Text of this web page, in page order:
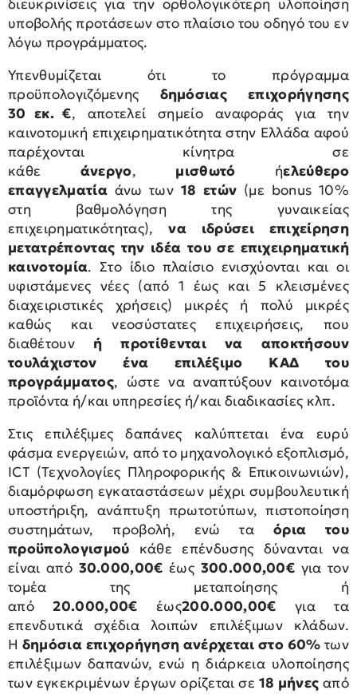
διευκρινίσεις για την ορθολογικότερη υλοποίηση
υποβολής προτάσεων στο πλαίσιο του οδηγό του εν
λόγω προγράμματος.
Υπενθυμίζεται ότι το πρόγραμμα
προϋπολογιζόμενης δημόσιας επιχορήγησης
30 εκ._€, αποτελεί σημείο αναφοράς για την
καινοτομική επιχειρηματικότητα στην Ελλάδα αφού
παρέχονται κίνητρα σε
κάθε άνεργο, μισθωτό ήελεύθερο
επαγγελματίαάνω των 18 ετών (με bonus 10%
στη βαθμολόγηση της γυναικείας
επιχειρηματικότητας),να ιδρύσει επιχείρηση
μετατρέποντας την ιδέα του σε επιχειρηματική
καινοτομία. Στο ίδιο πλαίσιο ενισχύονται και οι
υφιστάμενες νέες (από 1 έως και 5 κλεισμένες
διαχειριστικές χρήσεις) μικρές ή πολύ μικρές
καθώς και νεοσύστατες επιχειρήσεις, που
διαθέτουν ή προτίθενται να αποκτήσουν
τουλάχιστον ένα επιλέξιμο ΚΑΔ του
προγράμματος, ώστε να αναπτύξουν καινοτόμα
προϊόντα ή/και υπηρεσίες ή/και διαδικασίες κλπ.
Στις επιλέξιμες δαπάνες καλύπτεται ένα ευρύ
φάσμα ενεργειών, από το μηχανολογικό εξοπλισμό,
ICT (Τεχνολογίες Πληροφορικής & Επικοινωνιών),
διαμόρφωση εγκαταστάσεων μέχρι συμβουλευτική
υποστήριξη, ανάπτυξη πρωτοτύπων, πιστοποίηση
συστημάτων, προβολή, ενώ τα όρια του
προϋπολογισμού κάθε επένδυσης δύνανται να
είναι από 30.000,00€ έως 300.000,00€ για τον
τομέα της μεταποίησης ή
από20.000,00€ έως200.000,00€ για τα
επενδυτικά σχέδια λοιπών επιλέξιμων κλάδων.
Η δημόσια επιχορήγηση ανέρχεται στο 60% των
επιλέξιμων δαπανών, ενώ η διάρκεια υλοποίησης
των εγκεκριμένων έργων ορίζεται σε 18 μήνες από